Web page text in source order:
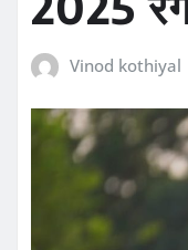
Vinod kothiyal